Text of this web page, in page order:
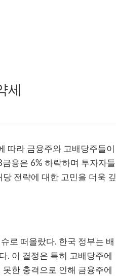
세
따라 금융주와 고배당주들이
융은 6% 하락하며 투자자들
전략에 대한 고민을 더욱 깊
로 떠올랐다. 한국 정부는 배
. 이 결정은 특히 고배당주에
한 충격으로 인해 금융주에